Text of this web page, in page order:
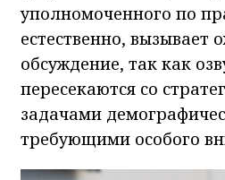
уполномоченного по
естественно, вызывает
обсуждение, так как
пересекаются со
задачами
требующими особого